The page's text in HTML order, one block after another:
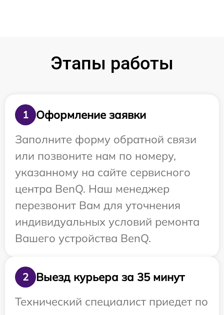
Этапы работы
1
Оформление заявки
Заполните форму обратной связи
или позвоните нам по номеру,
указанному на сайте сервисного
центра BenQ. Наш менеджер
перезвонит Вам для уточнения
индивидуальных условий ремонта
Вашего устройства BenQ.
2
Выезд курьера за 35 минут
Технический специалист приедет по